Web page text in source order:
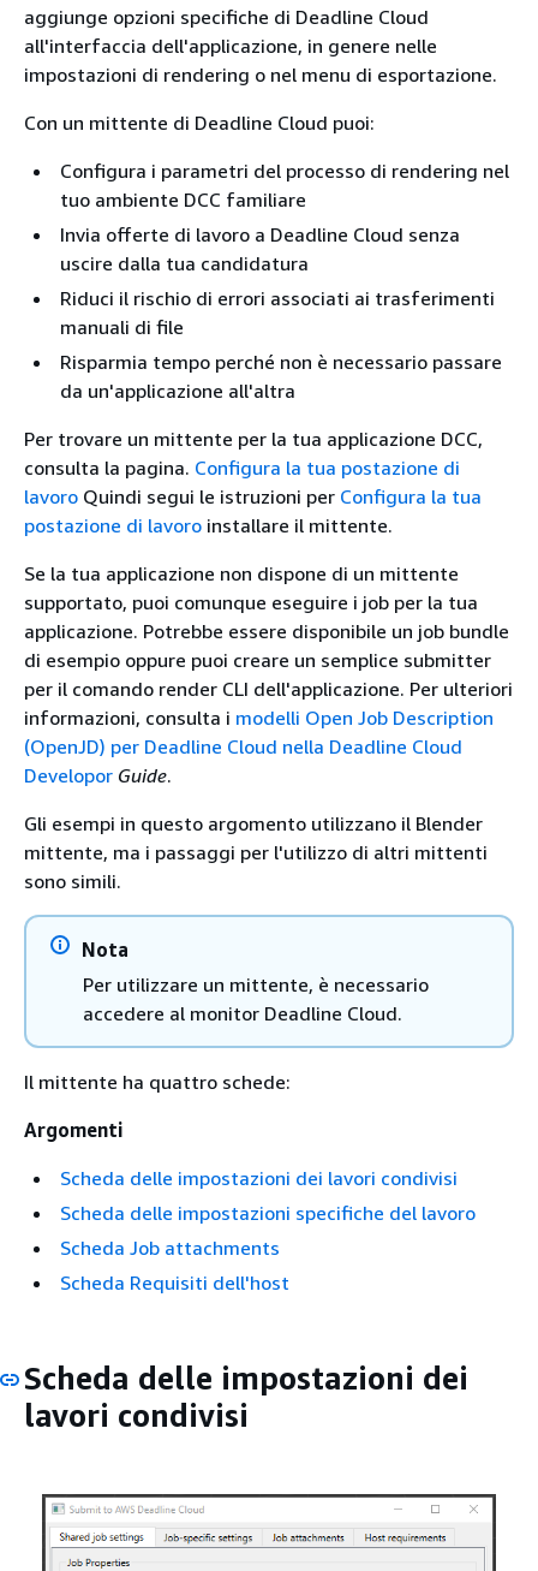
aggiunge opzioni specifiche di Deadline Cloud
all'interfaccia dell'applicazione, in genere nelle
impostazioni di rendering o nel menu di esportazione.
Con un mittente di Deadline Cloud puoi:
Configura i parametri del processo di rendering nel
tuo ambiente DCC familiare
Invia offerte di lavoro a Deadline Cloud senza
uscire dalla tua candidatura
Riduci il rischio di errori associati ai trasferimenti
manuali di file
Risparmia tempo perché non è necessario passare
da un'applicazione all'altra
Per trovare un mittente per la tua applicazione DCC,
consulta la pagina. Configura la tua postazione di
lavoro Quindi segui le istruzioni per Configura la tua
postazione di lavoro installare il mittente.
Se la tua applicazione non dispone di un mittente
supportato, puoi comunque eseguire i job per la tua
applicazione. Potrebbe essere disponibile un job bundle
di esempio oppure puoi creare un semplice submitter
per il comando render CLI dell'applicazione. Per ulteriori
informazioni, consulta i modelli Open Job Description
(OpenJD) per Deadline Cloud nella Deadline Cloud
Developor Guide.
Gli esempi in questo argomento utilizzano il Blender
mittente, ma i passaggi per l'utilizzo di altri mittenti
sono simili.
Nota
Per utilizzare un mittente, è necessario
accedere al monitor Deadline Cloud.
Il mittente ha quattro schede:
Argomenti
Scheda delle impostazioni dei lavori condivisi
Scheda delle impostazioni specifiche del lavoro
Scheda Job attachments
Scheda Requisiti dell'host
Scheda delle impostazioni dei
lavori condivisi